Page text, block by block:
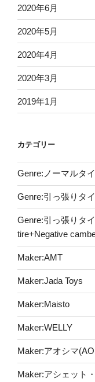
2020年6月
2020年5月
2020年4月
2020年3月
2019年1月
カテゴリー
Genre:ノーマルタ
Genre:引っ張りタ
Genre:引っ張りタ
tire+Negative
Maker:AMT
Maker:Jada Toys
Maker:Maisto
Maker:WELLY
Maker:アオシマ
Maker:アシェット